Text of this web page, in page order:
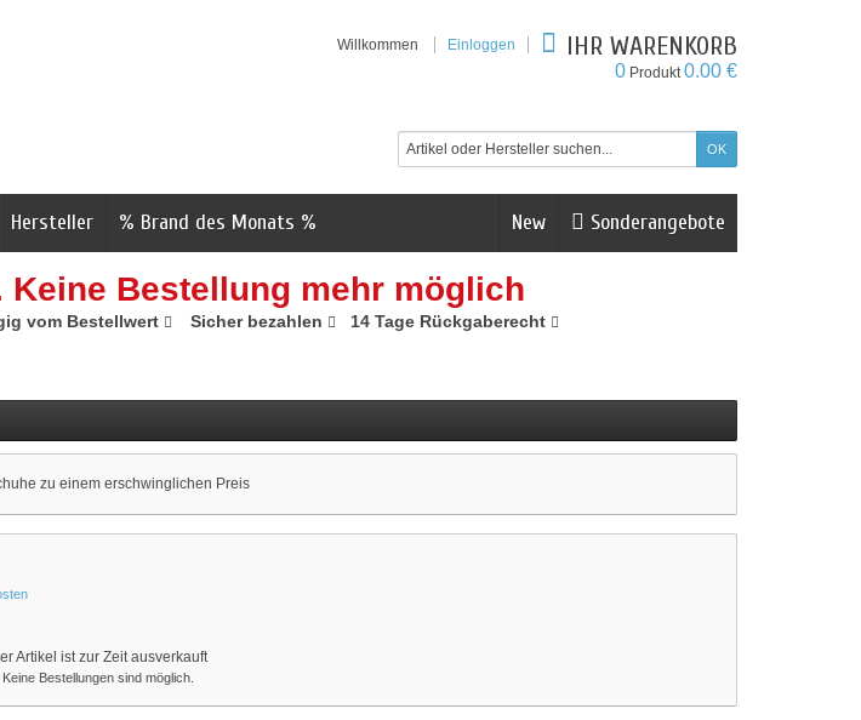
Willkommen Einloggen IHR WARENKORB
0 Produkt0.00 €
Sonderangebote
New
Hersteller % Brand des Monats %
Bestellung mehr möglich
vom Bestellwert Sicher bezahlen 14 Tage Rückgaberecht
zu einem erschwinglichen Preis
Artikel ist zur Zeit ausverkauft
Bestellungen sind möglich.